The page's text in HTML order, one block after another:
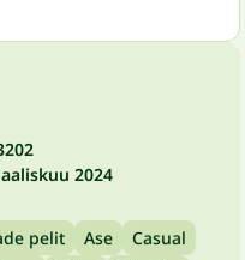
2024
pelit Ase
Casual